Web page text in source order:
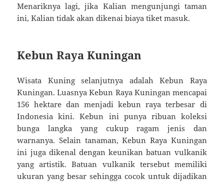
Menariknya lagi, jika Kalian mengunjungi taman
ini, Kalian tidak akan dikenai biaya tiket masuk.
Kebun Raya Kuningan
Wisata Kuning selanjutnya adalah Kebun Raya
Kuningan. Luasnya Kebun Raya Kuningan mencapai
156 hektare dan menjadi kebun raya terbesar di
Indonesia kini. Kebun ini punya ribuan koleksi
bunga langka yang cukup ragam jenis dan
warnanya. Selain tanaman, Kebun Raya Kuningan
ini juga dikenal dengan keunikan batuan vulkanik
yang artistik. Batuan vulkanik tersebut memiliki
ukuran yang besar sehingga cocok untuk dijadikan